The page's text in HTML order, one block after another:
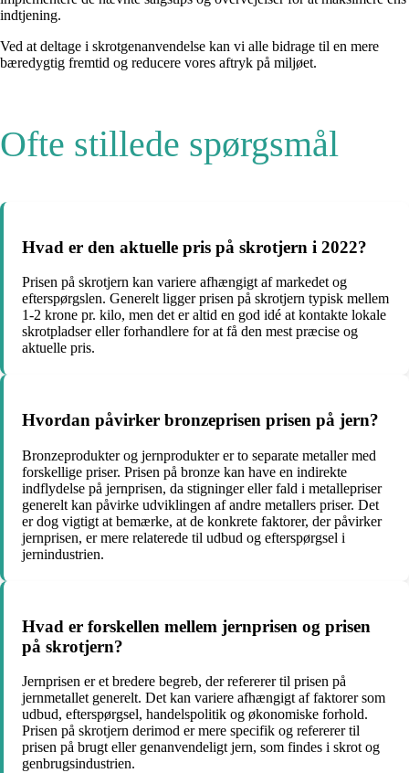
indtjening.
Ved at deltage i skrotgenanvendelse kan vi alle bidrage til en mere
bæredygtig fremtid og reducere vores aftryk på miljøet.
Ofte stillede spørgsmål
Hvad er den aktuelle pris på skrotjern i 2022?
Prisen på skrotjern kan variere afhængigt af markedet og
efterspørgslen. Generelt ligger prisen på skrotjern typisk mellem
1-2 krone pr. kilo, men det er altid en god idé at kontakte lokale
skrotpladser eller forhandlere for at få den mest præcise og
aktuelle pris.
Hvordan påvirker bronzeprisen prisen på jern?
Bronzeprodukter og jernprodukter er to separate metaller med
forskellige priser. Prisen på bronze kan have en indirekte
indflydelse på jernprisen, da stigninger eller fald i metallepriser
generelt kan påvirke udviklingen af ​​andre metallers priser. Det
er dog vigtigt at bemærke, at de konkrete faktorer, der påvirker
jernprisen, er mere relaterede til udbud og efterspørgsel i
jernindustrien.
Hvad er forskellen mellem jernprisen og prisen
på skrotjern?
Jernprisen er et bredere begreb, der refererer til prisen på
jernmetallet generelt. Det kan variere afhængigt af faktorer som
udbud, efterspørgsel, handelspolitik og økonomiske forhold.
Prisen på skrotjern derimod er mere specifik og refererer til
prisen på brugt eller genanvendeligt jern, som findes i skrot og
genbrugsindustrien.